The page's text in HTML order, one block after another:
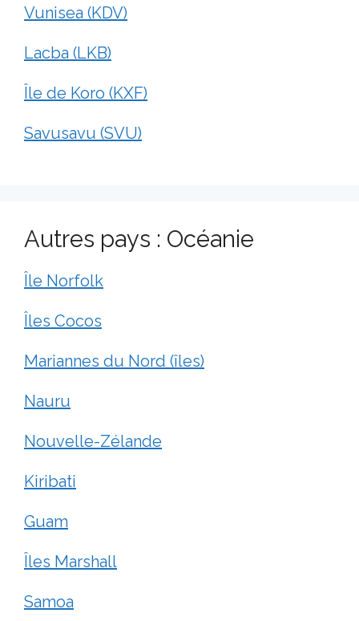
Vunisea (KDV)
Lacba (LKB)
Île de Koro (KXF)
Savusavu (SVU)
Autres pays : Océanie
Île Norfolk
Îles Cocos
Mariannes du Nord (îles)
Nauru
Nouvelle-Zélande
Kiribati
Guam
Îles Marshall
Samoa